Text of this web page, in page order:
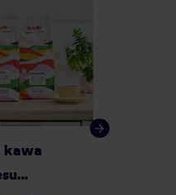
kawa